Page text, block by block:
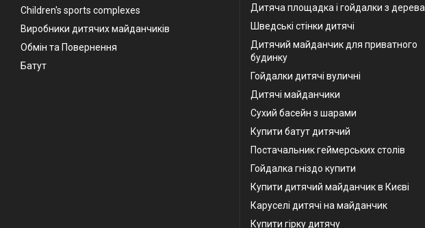
Children's sports complexes
Виробники дитячих майданчиків
Обмін та Повернення
Батут
Дитяча площадка і гойдалки з дерева
Шведські стінки дитячі
Дитячий майданчик для приватного
будинку
Гойдалки дитячі вуличні
Дитячі майданчики
Сухий басейн з шарами
Купити батут дитячий
Постачальник геймерських столів
Гойдалка гніздо купити
Купити дитячий майданчик в Києві
Каруселі дитячі на майданчик
Купити гірку дитячу